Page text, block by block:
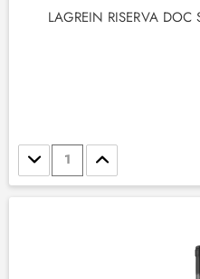
LAGREIN RISERVA
Stückzahl